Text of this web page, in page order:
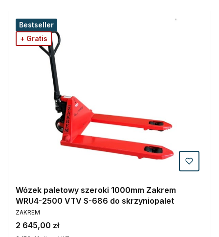
Bestseller
+ Gratis
Wózek paletowy szeroki 1000mm Zakrem
WRU4-2500 VTV S-686 do skrzyniopalet
PRODUCENT
ZAKREM
Cena
2 645,00 zł